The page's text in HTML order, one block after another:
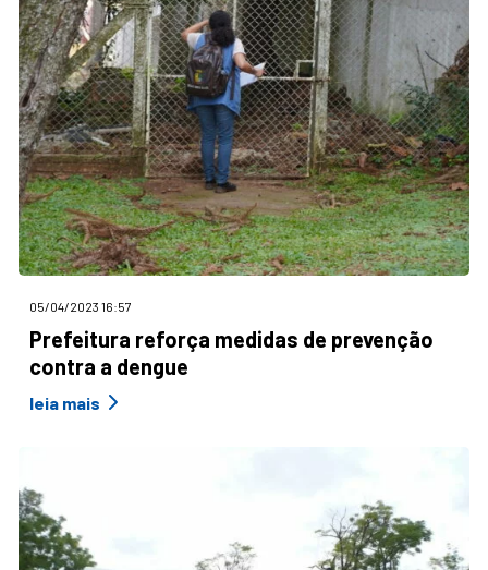
05/04/2023 16:57
Prefeitura reforça medidas de prevenção
contra a dengue
leia mais